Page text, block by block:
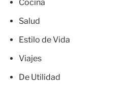
Cocina
Salud
Estilo de Vida
Viajes
De Utilidad